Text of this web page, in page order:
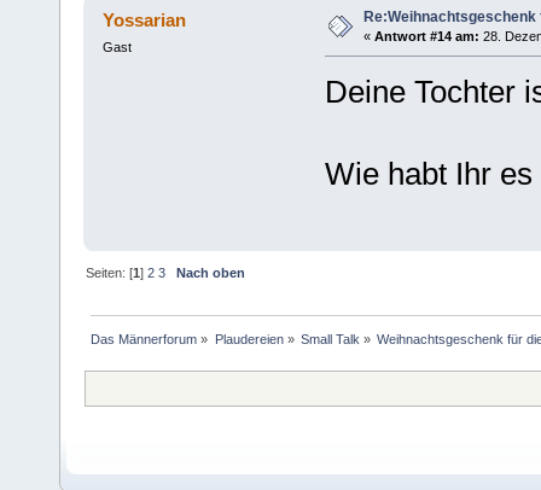
Yossarian
Gast
Re:Weihnachtsgeschenk
« Antwort #14 am: 28.
Deine Tochter
Wie habt Ihr
Seiten: [1]2 3 Nach oben
Das Männerforum » Plaudereien» Small Talk » Weihnachtsgeschenk für